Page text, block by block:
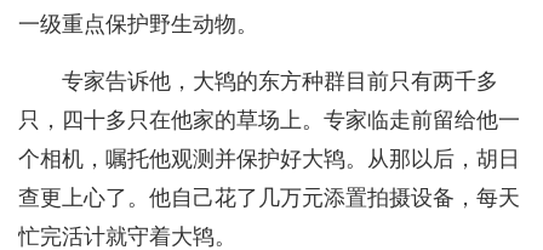
一级重点保护野生动物。
专家告诉他，大鸨的东方种群目前只有两千多
只，四十多只在他家的草场上。专家临走前留给他一
个相机，嘱托他观测并保护好大鸨。从那以后，胡日
查更上心了。他自己花了几万元添置拍摄设备，每天
忙完活计就守着大鸨。